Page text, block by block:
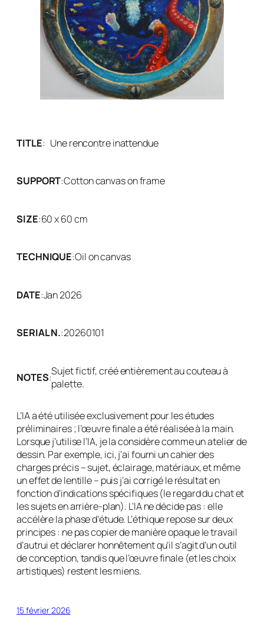
TITLE: Une rencontre inattendue
SUPPORT:Cotton canvas on frame
SIZE:60 x 60 cm
TECHNIQUE:Oil on canvas
DATE:Jan 2026
SERIAL N.:20260101
NOTES:Sujet fictif, créé entièrement au couteau à
palette.
L’IA a été utilisée exclusivement pour les études
préliminaires ; l’œuvre finale a été réalisée à la main.
Lorsque j’utilise l’IA, je la considère comme un atelier de
dessin. Par exemple, ici, j’ai fourni un cahier des
charges précis – sujet, éclairage, matériaux, et même
un effet de lentille – puis j’ai corrigé le résultat en
fonction d’indications spécifiques (le regard du chat et
les sujets en arrière-plan). L’IA ne décide pas : elle
accélère la phase d’étude. L’éthique repose sur deux
principes : ne pas copier de manière opaque le travail
d’autrui et déclarer honnêtement qu’il s’agit d’un outil
de conception, tandis que l’œuvre finale (et les choix
artistiques) restent les miens.
15 février 2026